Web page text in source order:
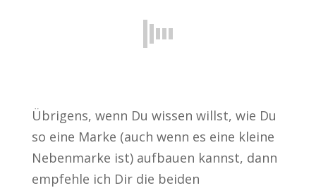
Übrigens, wenn Du wissen willst, wie Du
so eine Marke (auch wenn es eine kleine
Nebenmarke ist) aufbauen kannst, dann
empfehle ich Dir die beiden